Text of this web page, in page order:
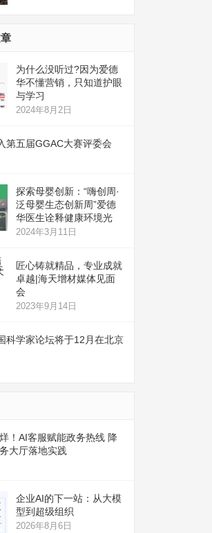
为什么没听过?因为爱德
华不懂营销，只知道护眼
与学习
2024年8月2日
第五届GGAC大赛评委会
探索母婴创新：“嗨创周·
泛母婴生态创新周”爱德
华医生诠释健康环境光
2024年3月11日
匠心铸就精品，专业成就
卓越|海天增材媒体见面
会
2023年9月14日
科学家论坛将于12月在北京
！AI客服赋能政务热线 降
大厅落地实践
企业AI的下一站：从大模
型到超级组织
2026年8月6日